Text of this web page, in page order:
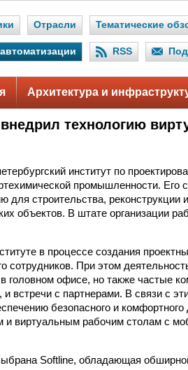
Отрасли Тематические
RSS
Архитектура и
технологию
институт по
промышленности. Его
для строительства, реконструкции
объектов. В штате организации
в процессе создания
сотрудников. При этом
головном офисе, но также частые
встречи с партнерами. В связи с
безопасного и комфортного
и виртуальным рабочим столам с
Softline, обладающая